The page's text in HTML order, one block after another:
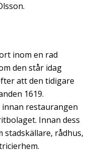
inom en rad
den står idag
att den tidigare
1619.
restaurangen
Innan dess
stadskällare, rådhus,